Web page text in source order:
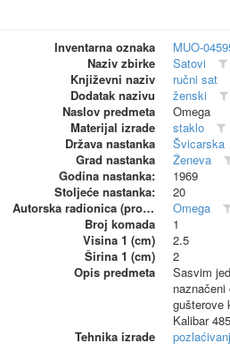
Inventarna oznaka
MUO-
Naziv zbirke
Satovi
Književni naziv
ručni sat
Dodatak nazivu
ženski
Naslov predmeta
Omega
Materijal izrade
staklo
Država nastanka
Švicarska
Grad nastanka
Ženeva
Godina nastanka:
1969
Stoljeće nastanka:
20
Autorska radionica (proizvođač)
Omega
Broj komada
1
Visina 1 (cm)
2.5
Širina 1 (cm)
2
Opis predmeta
Sasvim
gušterove
Kalibar
Tehnika izrade